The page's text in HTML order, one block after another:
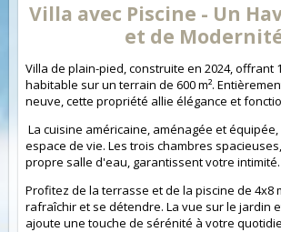
Villa avec Piscine - Un
et de
Villa de plain-pied, construite en 2024, offrant
habitable sur un terrain de 600 m².
neuve, cette propriété allie élégance et
La cuisine américaine, aménagée et
espace de vie. Les trois chambres
propre salle d'eau, garantissent votre intimité.
Profitez de la terrasse et de la piscine de 4x8
rafraîchir et se détendre. La vue sur le jardin
ajoute une touche de sérénité à votre